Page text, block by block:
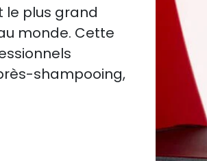
le plus grand
monde. Cette
shampooing,